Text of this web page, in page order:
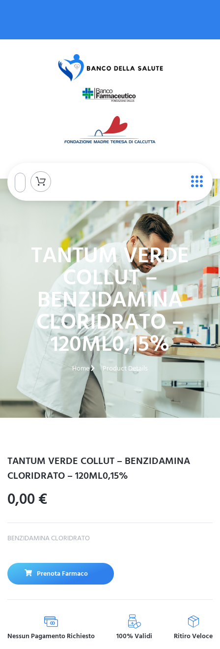
TANTUM VERDE
COLLUT –
BENZIDAMINA
CLORIDRATO –
120ML0,15%
Home Product Details
TANTUM VERDE COLLUT – BENZIDAMINA
CLORIDRATO – 120ML0,15%
0,00€
BENZIDAMINA CLORIDRATO
Prenota Farmaco
Nessun Pagamento Richiesto 100% Validi Ritiro Veloce